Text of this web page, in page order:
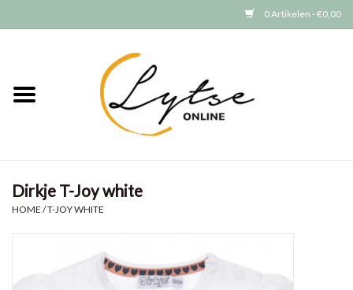
0 Artikelen - €0,00
Meisjes
Dirkje T-Joy white
HOME /T-JOY WHITE